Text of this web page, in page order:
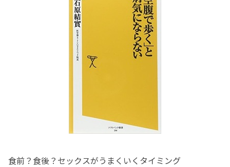
食前？食後？セックスがうまくいくタイミング